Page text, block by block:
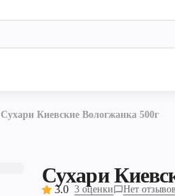
Сухари Киевские Вологжанка 500г
Сухари
3.0 3 оценки Нет отзывов